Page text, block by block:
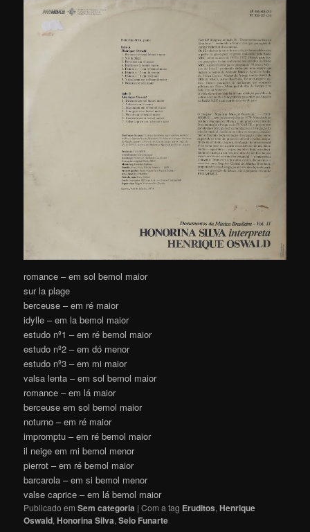
romance – em sol bemol maior
sur la plage
berceuse – em ré maior
idylle – em la bemol maior
estudo nº1 – em ré bemol maior
estudo nº2 – em dó menor
estudo nº3 – em mi maior
valsa lenta – em sol bemol maior
romance – em lá maior
berceuse em sol bemol maior
noturno – em ré maior
impromptu – em ré bemol maior
il neige em mi bemol menor
pierrot – em ré bemol maior
barcarola – em si bemol menor
valse caprice – em lá bemol maior
Publicado em Sem categoria |Com a tag Eruditos,Henrique
Oswald,Honorina Silva,Selo Funarte